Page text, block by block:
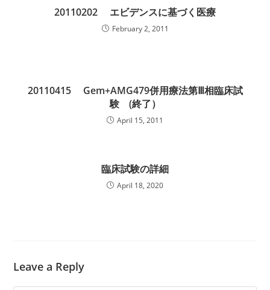
20110202 エビデンスに基づく医療
February 2, 2011
20110415 Gem+AMG479併用療法第Ⅲ相臨床試
験 (終了）
April 15, 2011
臨床試験の詳細
April 18, 2020
Leave a Reply